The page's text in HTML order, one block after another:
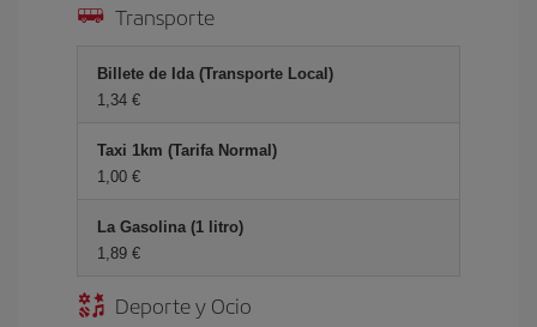
Transporte
Billete de Ida (Transporte Local)
1,34
Taxi 1km (Tarifa Normal)
1,00
La Gasolina (1 litro)
1,89
Deporte y Ocio